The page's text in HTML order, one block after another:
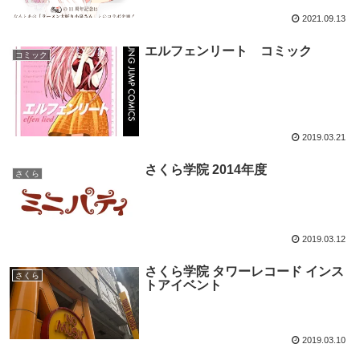
2021.09.13
コミック エルフェンリート コミック
2019.03.21
さくら さくら学院 2014年度
2019.03.12
さくら
さくら学院 タワーレコード インス
トアイベント
2019.03.10